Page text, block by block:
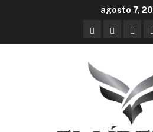
agosto 7,